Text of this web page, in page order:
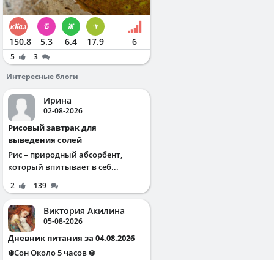
150.8 5.3 6.4 17.9 6
5
3
Интересные блоги
Ирина
02-08-2026
Рисовый завтрак для
выведения солей
Рис – природный абсорбент,
который впитывает в себ...
2 139
Виктория Акилина
05-08-2026
Дневник питания за 04.08.2026
❄️Сон Около 5 часов ❄️